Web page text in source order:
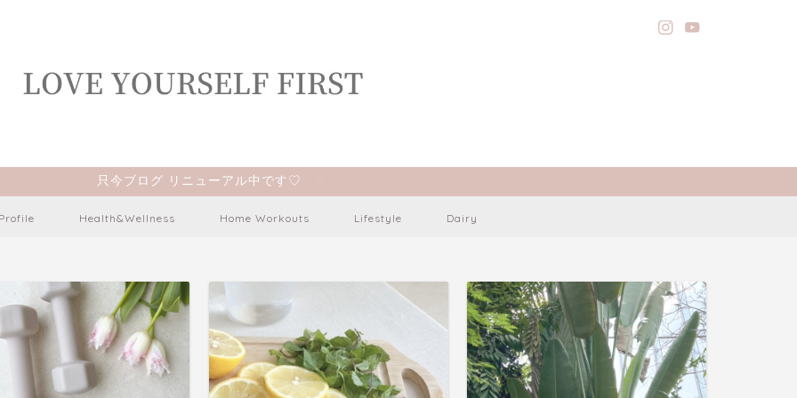
只今ブログ リニューアル中です♡
Health&Wellness Home Workouts Lifestyle Dairy